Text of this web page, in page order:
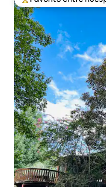
Favorito entre